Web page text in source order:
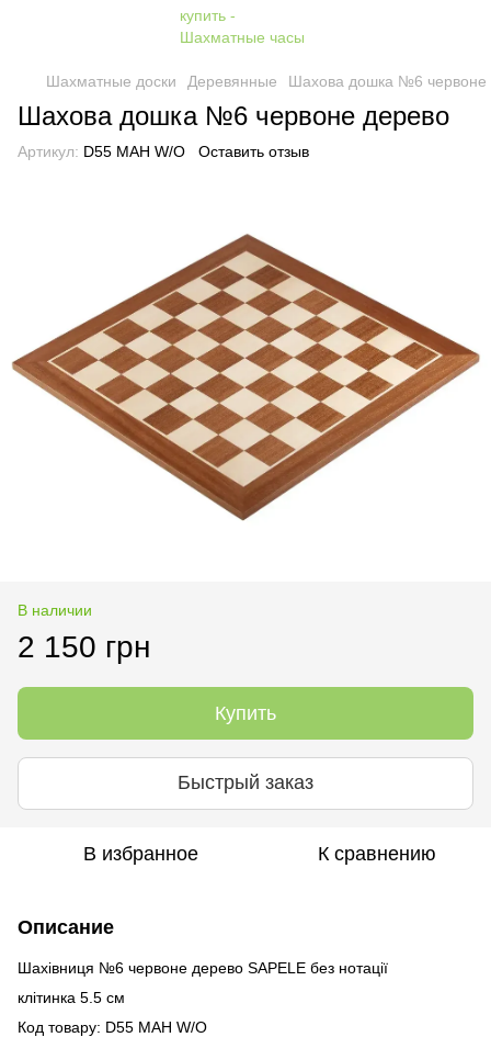
Шахматные доски Деревянные Шахова дошка №6 червоне
Шахова дошка №6 червоне дерево
Артикул: D55 MAH W/O Оставить отзыв
В наличии
2 150 грн
Купить
Быстрый заказ
В избранное К сравнению
Описание
Шахівниця №6 червоне дерево SAPELE без нотації
клітинка 5.5 см
Код товару: D55 MAH W/O